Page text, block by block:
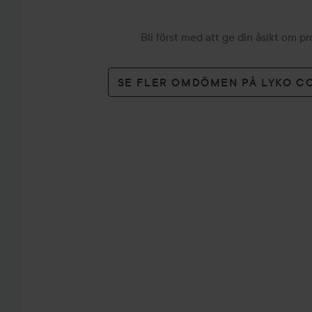
Bli först med att ge din åsikt om
SE FLER OMDÖMEN PÅ LYKO